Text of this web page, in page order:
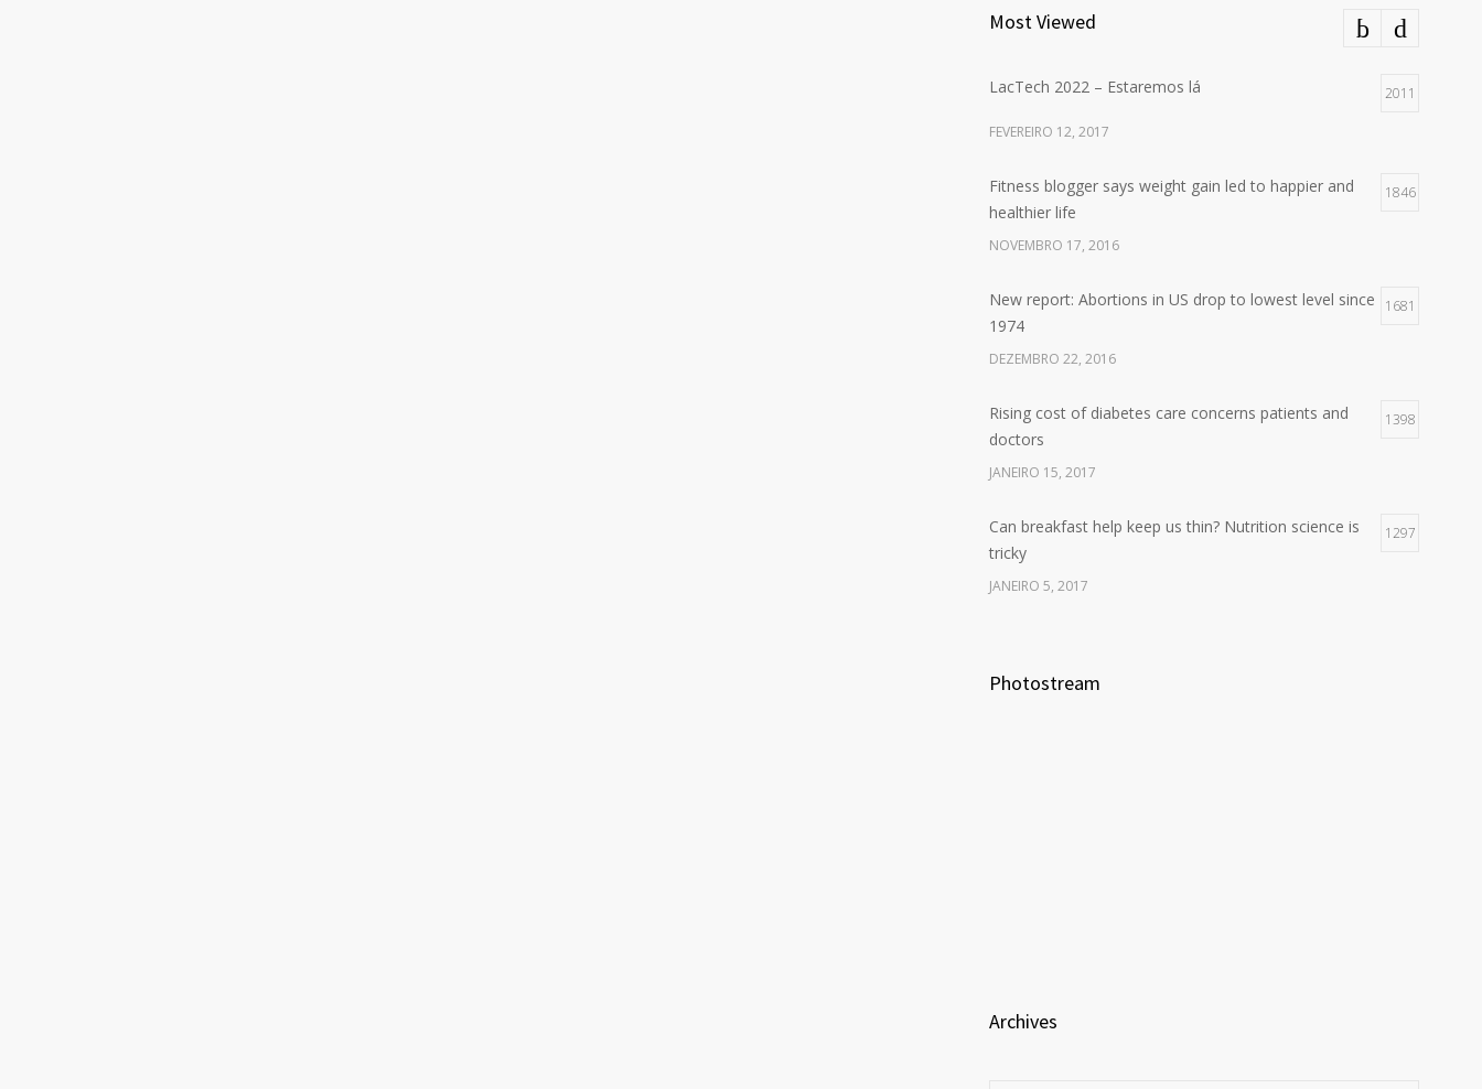
Most Viewed
LacTech 2022 – Estaremos lá 2011
FEVEREIRO 12, 2017
Fitness blogger says weight gain led to happier and
healthier life
1846
NOVEMBRO 17, 2016
New report: Abortions in US drop to lowest level since
1974
1681
DEZEMBRO 22, 2016
Rising cost of diabetes care concerns patients and
doctors
1398
JANEIRO 15, 2017
Can breakfast help keep us thin? Nutrition science is
tricky
1297
JANEIRO 5, 2017
Photostream
Archives